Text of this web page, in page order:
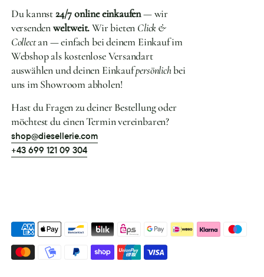
Du kannst24/7 online einkaufen— wir
versendenweltweit.Wir bieten Click &
Collectan — einfach bei deinem Einkauf im
Webshop als kostenlose Versandart
auswählen und deinen Einkaufpersönlichbei
uns im Showroom abholen!
Hast du Fragen zu deiner Bestellung oder
möchtest du einen Termin vereinbaren?
shop@diesellerie.com
+43 699 121 09 304
Akzeptierte